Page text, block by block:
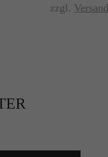
zzgl.